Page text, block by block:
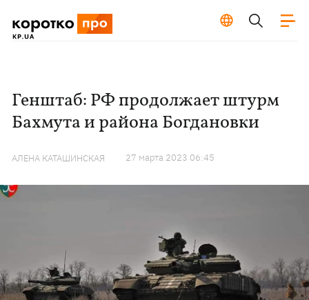
Генштаб: РФ продолжает штурм
Бахмута и района Богдановки
АЛЕНА КАТАШИНСКАЯ 27 марта 2023 06:45